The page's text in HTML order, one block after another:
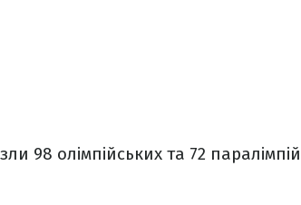
98 олімпійських та 72